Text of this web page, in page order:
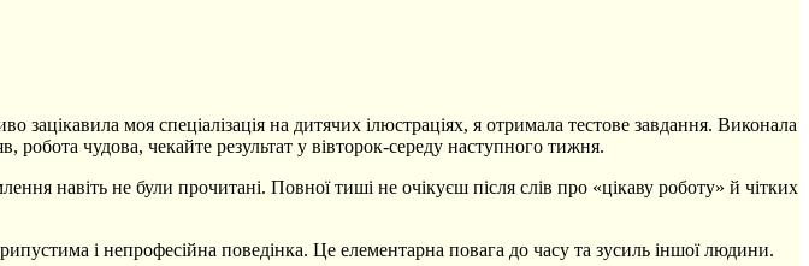
моя спеціалізація на дитячих ілюстраціях, я отримала тестове завдання. Виконала
чудова, чекайте результат у вівторок-середу наступного тижня.
навіть не були прочитані. Повної тиші не очікуєш після слів про «цікаву роботу» й чітких
і непрофесійна поведінка. Це елементарна повага до часу та зусиль іншої людини.